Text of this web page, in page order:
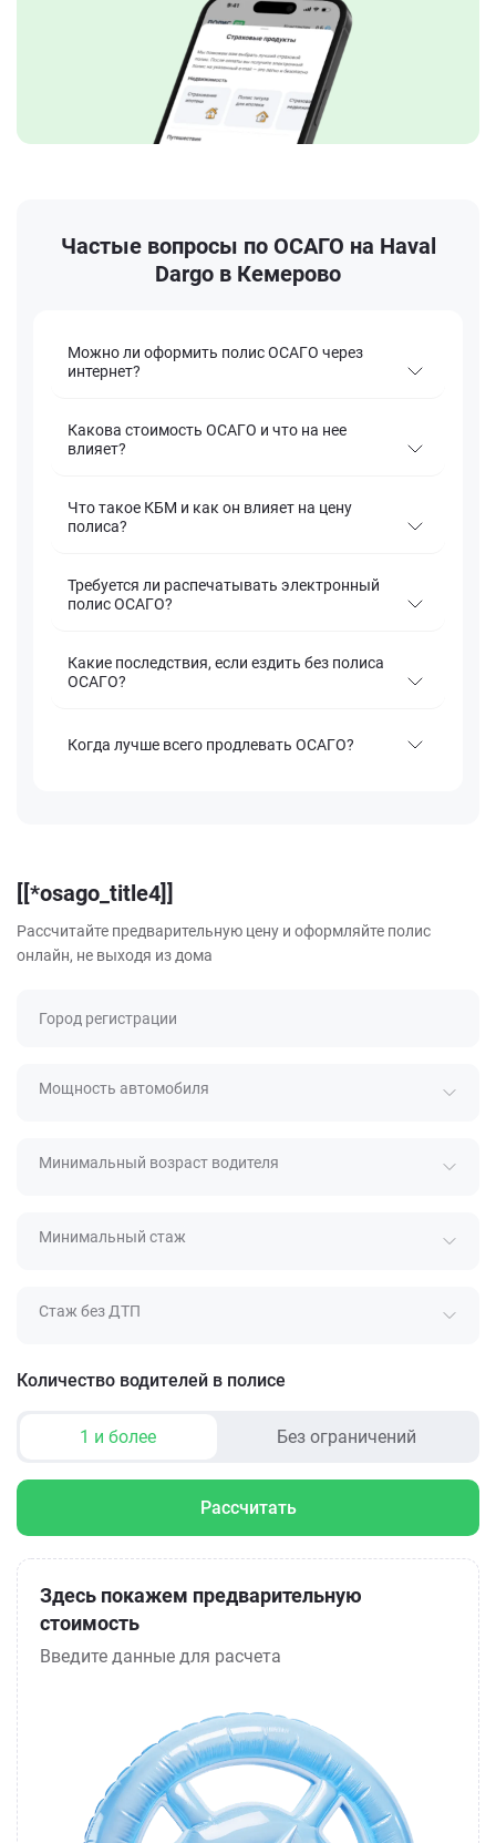
Частые вопросы по ОСАГО на Haval
Dargo в Кемерово
Можно ли оформить полис ОСАГО через
интернет?
Какова стоимость ОСАГО и что на нее
влияет?
Что такое КБМ и как он влияет на цену
полиса?
Требуется ли распечатывать электронный
полис ОСАГО?
Какие последствия, если ездить без полиса
ОСАГО?
Когда лучше всего продлевать ОСАГО?
[[*osago_title4]]
Рассчитайте предварительную цену и оформляйте полис
онлайн, не выходя из дома
Город регистрации
Мощность автомобиля
Минимальный возраст водителя
Минимальный стаж
Стаж без ДТП
Количество водителей в полисе
1 и более Без ограничений
Рассчитать
Здесь покажем предварительную
стоимость
Введите данные для расчета